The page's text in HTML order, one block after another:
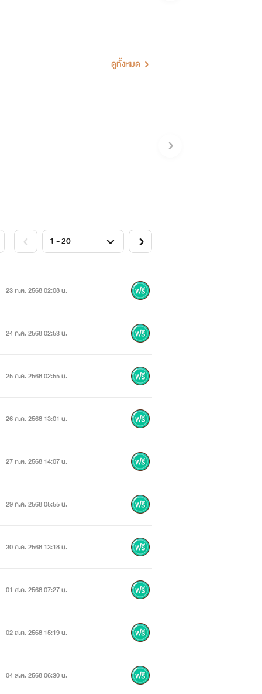
ดูทั้งหมด
23 ก.ค. 2568 02:08 น.
24 ก.ค. 2568 02:53 น.
25 ก.ค. 2568 02:55 น.
26 ก.ค. 2568 13:01 น.
27 ก.ค. 2568 14:07 น.
29 ก.ค. 2568 05:55 น.
30 ก.ค. 2568 13:18 น.
01 ส.ค. 2568 07:27 น.
02 ส.ค. 2568 15:19 น.
04 ส.ค. 2568 06:30 น.